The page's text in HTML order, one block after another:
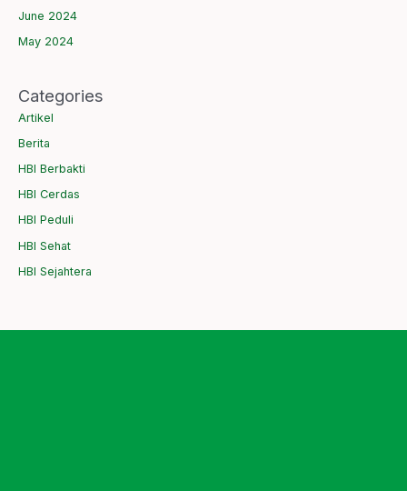
June 2024
May 2024
Categories
Artikel
Berita
HBI Berbakti
HBI Cerdas
HBI Peduli
HBI Sehat
HBI Sejahtera